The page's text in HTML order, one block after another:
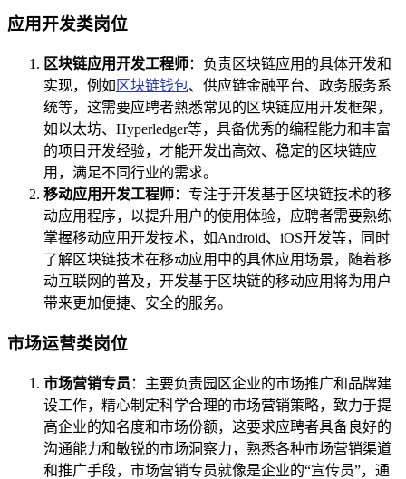
应用开发类岗位
区块链应用开发工程师：负责区块链应用的具体开发和
实现，例如 区块链钱包、供应链金融平台、政务服务系
统等，这需要应聘者熟悉常见的区块链应用开发框架，
如以太坊、Hyperledger等，具备优秀的编程能力和丰富
的项目开发经验，才能开发出高效、稳定的区块链应
用，满足不同行业的需求。
移动应用开发工程师：专注于开发基于区块链技术的移
动应用程序，以提升用户的使用体验，应聘者需要熟练
掌握移动应用开发技术，如Android、iOS开发等，同时
了解区块链技术在移动应用中的具体应用场景，随着移
动互联网的普及，开发基于区块链的移动应用将为用户
带来更加便捷、安全的服务。
市场运营类岗位
市场营销专员 ：主要负责园区企业的市场推广和品牌建
设工作，精心制定科学合理的市场营销策略，致力于提
高企业的知名度和市场份额，这要求应聘者具备良好的
沟通能力和敏锐的市场洞察力，熟悉各种市场营销渠道
和推广手段，市场营销专员就像是企业的“宣传员”，通